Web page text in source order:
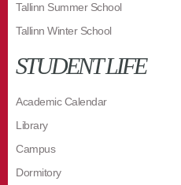
Tallinn Summer School
Tallinn Winter School
STUDENT LIFE
Academic Calendar
Library
Campus
Dormitory